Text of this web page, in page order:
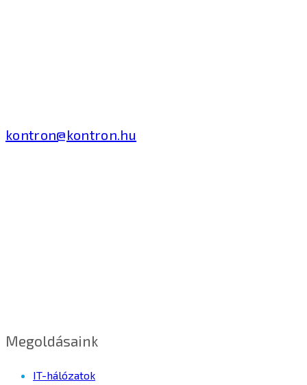
kontron@kontron.hu
Megoldásaink
IT-hálózatok